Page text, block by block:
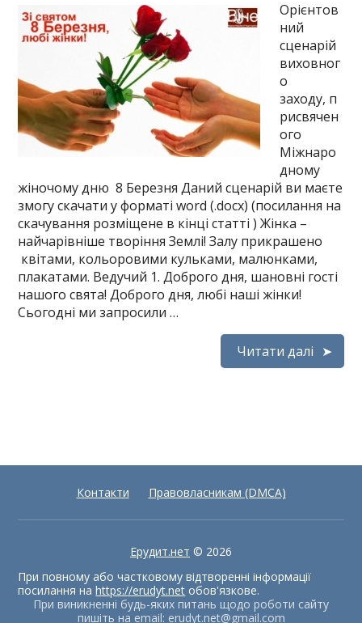
Орієнтов
ний
сценарій
виховног
о
заходу, п
рисвячен
ого
Міжнаро
дному
жіночому дню 8 Березня Даний сценарій ви маєте
змогу скачати у форматі word (.docx) (посилання на
скачування розміщене в кінці статті ) Жінка –
найчарівніше творіння Землі! Залу прикрашено
квітами, кольоровими кульками, малюнками,
плакатами. Ведучий 1. Доброго дня, шановні гості
нашого свята! Доброго дня, любі наші жінки!
Сьогодні ми запросили …
Читати далі
Контакти Правовласникам (DMCA)
Ерудит.нет © 2026
При повному або частковому відтворенні інформації
посилання наhttps://erudyt.net обов'язкове.
При виникненні будь-яких питань щодо роботи сайту
пишіть на email: erudyt.net@gmail.com